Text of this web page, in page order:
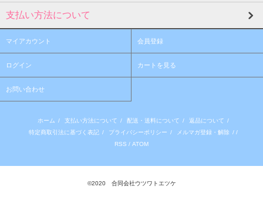
支払い方法について
マイアカウント 会員登録
ログイン カートを見る
お問い合わせ
ホーム / 支払い方法について / 配送・送料について / 返品について /
特定商取引法に基づく表記 / プライバシーポリシー / メルマガ登録・解除 / /
RSS / ATOM
©2020 合同会社ウツワトエツケ